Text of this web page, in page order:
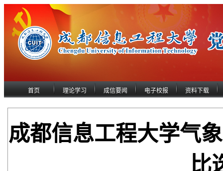
首页 理论学习 成信要闻 电子校报 资料下载
成都信息工程大学气
比